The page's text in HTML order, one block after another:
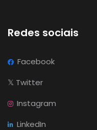
Redes sociais
Facebook
𝕏 Twitter
Instagram
LinkedIn